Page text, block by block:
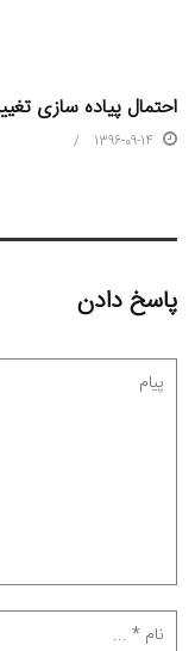
احتمال پیاده سازی
1396-09-14
پاسخ دادن